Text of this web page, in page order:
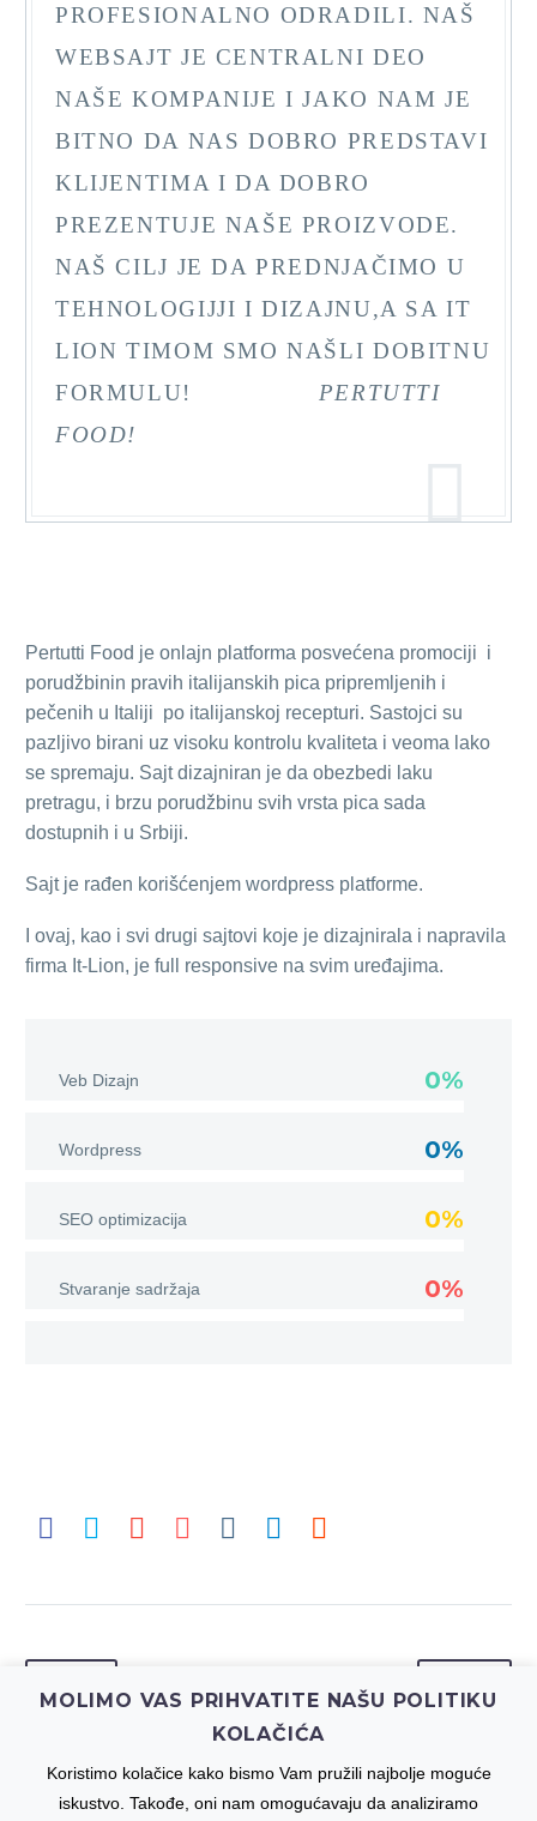
PROFESIONALNO ODRADILI. NAŠ
WEBSAJT JE CENTRALNI DEO
NAŠE KOMPANIJE I JAKO NAM JE
BITNO DA NAS DOBRO PREDSTAVI
KLIJENTIMA I DA DOBRO
PREZENTUJE NAŠE PROIZVODE.
NAŠ CILJ JE DA PREDNJAČIMO U
TEHNOLOGIJJI I DIZAJNU,A SA IT
LION TIMOM SMO NAŠLI DOBITNU
FORMULU! PERTUTTI
FOOD!
Pertutti Food je onlajn platforma posvećena promociji i
porudžbinin pravih italijanskih pica pripremljenih i
pečenih u Italiji po italijanskoj recepturi. Sastojci su
pazljivo birani uz visoku kontrolu kvaliteta i veoma lako
se spremaju. Sajt dizajniran je da obezbedi laku
pretragu, i brzu porudžbinu svih vrsta pica sada
dostupnih i u Srbiji.
Sajt je rađen korišćenjem wordpress platforme.
I ovaj, kao i svi drugi sajtovi koje je dizajnirala i napravila
firma It-Lion, je full responsive na svim uređajima.
Veb Dizajn 0%
Wordpress 0%
SEO optimizacija 0%
Stvaranje sadržaja 0%
MOLIMO VAS PRIHVATITE NAŠU POLITIKU
KOLAČIĆA
Koristimo kolačice kako bismo Vam pružili najbolje moguće
iskustvo. Takođe, oni nam omogućavaju da analiziramo